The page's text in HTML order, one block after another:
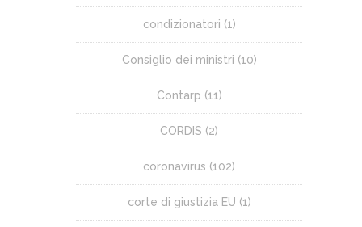
condizionatori (1)
Consiglio dei ministri (10)
Contarp (11)
CORDIS (2)
coronavirus (102)
corte di giustizia EU (1)